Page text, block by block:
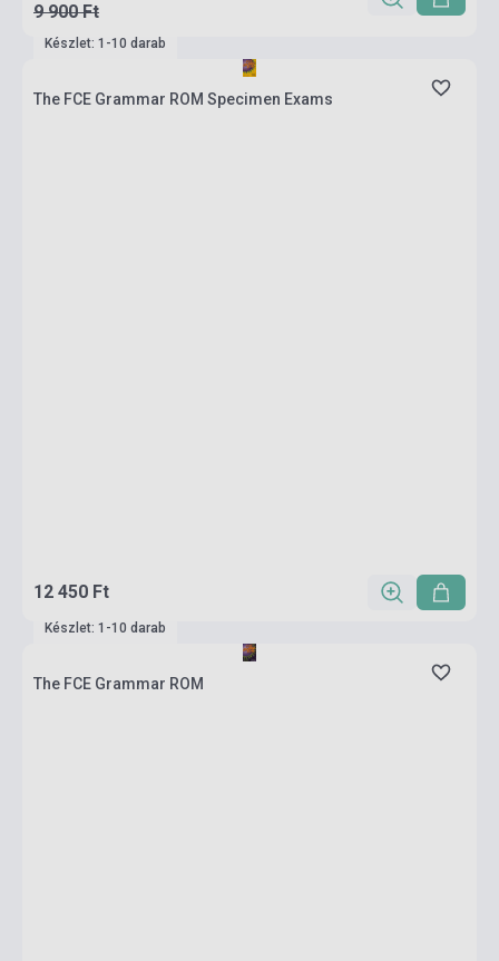
9 900 Ft
Készlet: 1-10 darab
The FCE Grammar ROM Specimen Exams
12 450 Ft
Készlet: 1-10 darab
The FCE Grammar ROM